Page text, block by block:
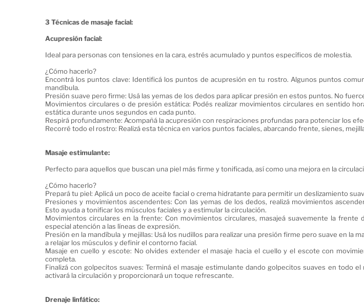
3 Técnicas de masaje facial:
Acupresión facial:
Ideal para personas con tensiones en la cara, estrés acumulado y puntos específicos de molestia.
¿Cómo hacerlo?
Encontrá los puntos clave: Identificá los puntos de acupresión en tu rostro. Algunos puntos
mandíbula.
Presión suave pero firme: Usá las yemas de los dedos para aplicar presión en estos puntos. No
Movimientos circulares o de presión estática: Podés realizar movimientos circulares en sentido
estática durante unos segundos en cada punto.
Respirá profundamente: Acompañá la acupresión con respiraciones profundas para potenciar los
Recorré todo el rostro: Realizá esta técnica en varios puntos faciales, abarcando frente, sienes,
Masaje estimulante:
Perfecto para aquellos que buscan una piel más firme y tonificada, así como una mejora en la
¿Cómo hacerlo?
Prepará tu piel: Aplicá un poco de aceite facial o crema hidratante para permitir un deslizamiento
Presiones y movimientos ascendentes: Con las yemas de los dedos, realizá movimientos
Esto ayuda a tonificar los músculos faciales y a estimular la circulación.
Movimientos circulares en la frente: Con movimientos circulares, masajeá suavemente la frente
especial atención a las líneas de expresión.
Presión en la mandíbula y mejillas: Usá los nudillos para realizar una presión firme pero suave en la
a relajar los músculos y definir el contorno facial.
Masaje en cuello y escote: No olvides extender el masaje hacia el cuello y el escote con
completa.
Finalizá con golpecitos suaves: Terminá el masaje estimulante dando golpecitos suaves en todo
activará la circulación y proporcionará un toque refrescante.
Drenaje linfático: